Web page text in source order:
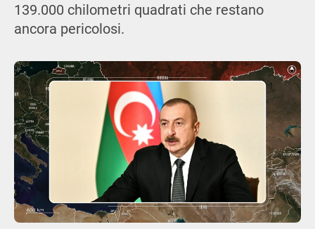
139.000 chilometri quadrati che restano
ancora pericolosi.